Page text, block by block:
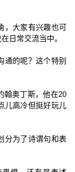
，大家有兴趣也可
日常交流当中。
通的呢？这个特别
翰奥丁斯，他在20
儿高冷但挺好玩儿
分为了诗谓句和表